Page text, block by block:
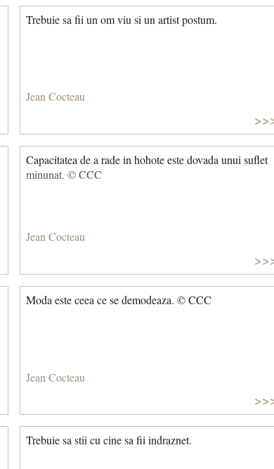
Trebuie sa fii un om viu si un artist postum.
Jean Cocteau
Capacitatea de a rade in hohote este dovada unui suflet
minunat. © CCC
Jean Cocteau
Moda este ceea ce se demodeaza. © CCC
Jean Cocteau
Trebuie sa stii cu cine sa fii indraznet.